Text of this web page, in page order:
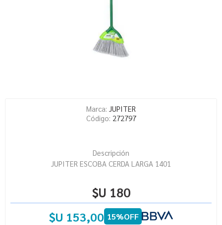
Marca: JUPITER
Código: 272797
Descripción
JUPITER ESCOBA CERDA LARGA 1401
$U 180
$U 153,00 15%OFF